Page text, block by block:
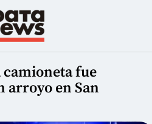
camioneta fue
arroyo en San